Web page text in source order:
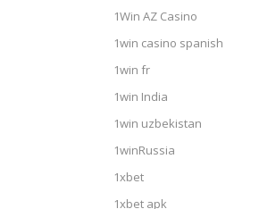
1Win AZ Casino
1win casino spanish
1win fr
1win India
1win uzbekistan
1winRussia
1xbet
1xbet apk